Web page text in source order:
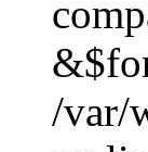
/var/